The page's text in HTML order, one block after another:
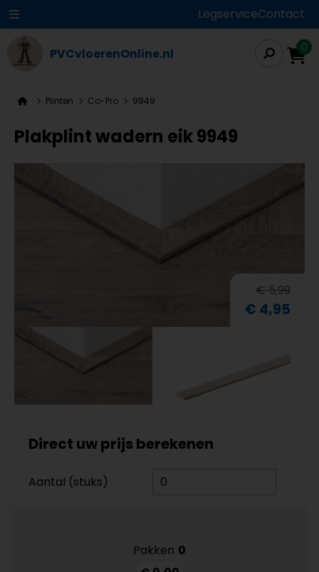
LegserviceContact
PVCvloerenOnline.nl 0
Plinten Co-Pro 9949
Plakplint wadern eik 9949
€ 5,99
€ 4,95
Direct uw prijs berekenen
Aantal (stuks)
Pakken 0